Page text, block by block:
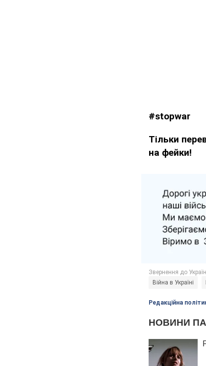
#stopwar
Тільки
на фейки!
Війна в Україні
Редакційна